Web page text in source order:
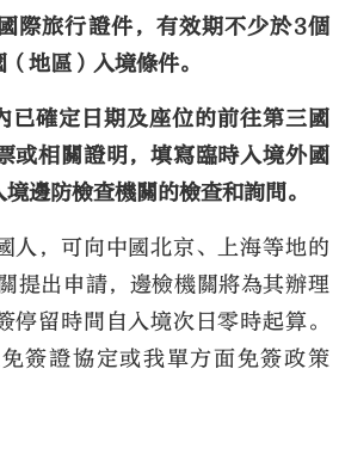
際旅行證件，有效期不少於3個
地區）入境條件。
已確定日期及座位的前往第三國
或相關證明，填寫臨時入境外國
邊防檢查機關的檢查和詢問。
人，可向中國北京、上海等地的
提出申請，邊檢機關將為其辦理
停留時間自入境次日零時起算。
簽證協定或我單方面免簽政策